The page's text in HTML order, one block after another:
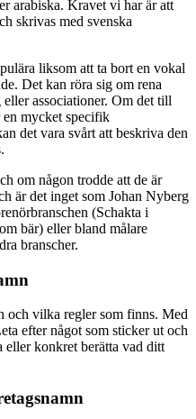
arabiska. Kravet vi har är att
skrivas med svenska
liksom att ta bort en vokal
Det kan röra sig om rena
associationer. Om det till
en mycket specifik
det vara svårt att beskriva den
om någon trodde att de är
är det inget som Johan Nyberg
(Schakta i
bär) eller bland målare
branscher.
och vilka regler som finns. Med
efter något som sticker ut och
eller konkret berätta vad ditt